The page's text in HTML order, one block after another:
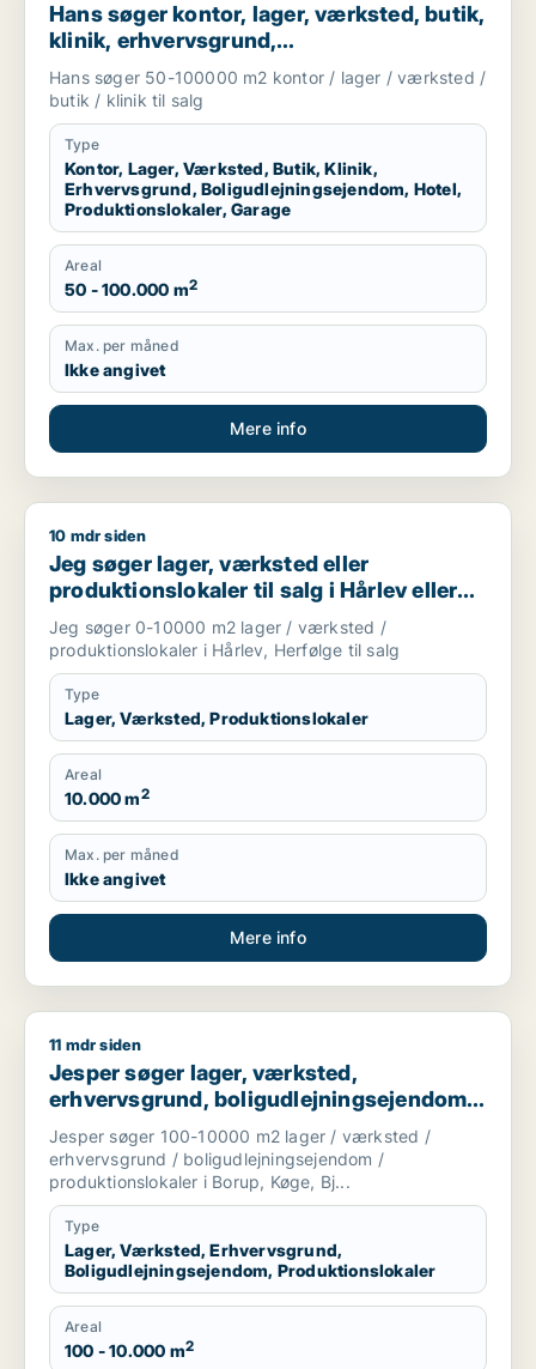
Hans søger kontor, lager, værksted, butik,
klinik, erhvervsgrund,
boligudlejningsejendom, hotel,
produktionslokaler eller garage til salg i
Region Sjælland
Hans søger 50-100000 m2 kontor / lager / værksted /
butik / klinik til salg
Type
Kontor, Lager, Værksted, Butik, Klinik,
Erhvervsgrund, Boligudlejningsejendom, Hotel,
Produktionslokaler, Garage
Areal
50 - 100.000 m2
Max. per måned
Ikke angivet
Mere info
Jeg søger lager, værksted eller produktionslokaler til salg i
10 mdr siden
Jeg søger lager, værksted eller
produktionslokaler til salg i Hårlev eller
Herfølge
Jeg søger 0-10000 m2 lager / værksted /
produktionslokaler i Hårlev, Herfølge til salg
Type
Lager, Værksted, Produktionslokaler
Areal
10.000 m2
Max. per måned
Ikke angivet
Mere info
Jesper søger lager, værksted, erhvervsgrund,
11 mdr siden
Jesper søger lager, værksted,
erhvervsgrund, boligudlejningsejendom
eller produktionslokaler til salg i Køge
Jesper søger 100-10000 m2 lager / værksted /
erhvervsgrund / boligudlejningsejendom /
produktionslokaler i Borup, Køge, Bj...
Type
Lager, Værksted, Erhvervsgrund,
Boligudlejningsejendom, Produktionslokaler
Areal
100 - 10.000 m2